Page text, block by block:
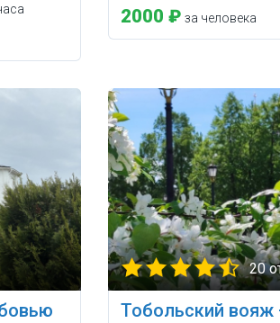
2000 ₽ за человека
20
Тобольский вояж